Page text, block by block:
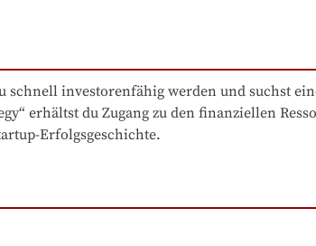
investorenfähig werden und suchst
erhältst du Zugang zu den finanziellen